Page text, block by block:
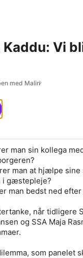
Kaddu: Vi
med Malin
man sin kollega
man at hjælpe
i gæstepleje?
man bedst ned
når tidligere
og SSA Maja
som panelet